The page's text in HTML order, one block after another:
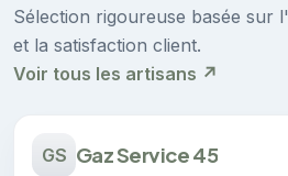
Sélection rigoureuse basée sur
et la satisfaction client.
Voir tous les artisans ↗
GS Gaz Service 45